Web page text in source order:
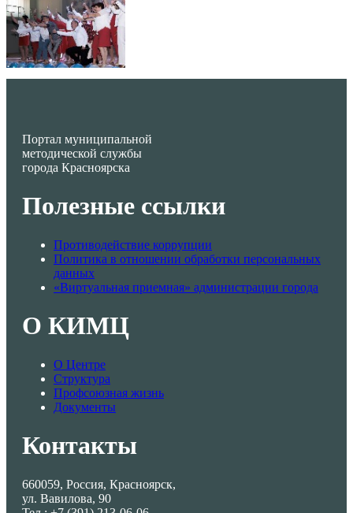
Портал муниципальной
методической службы
города Красноярска
Полезные ссылки
Противодействие коррупции
Политика в отношении обработки персональных
данных
«Виртуальная приемная» администрации города
О КИМЦ
О Центре
Структура
Профсоюзная жизнь
Документы
Контакты
660059, Россия, Красноярск,
ул. Вавилова, 90